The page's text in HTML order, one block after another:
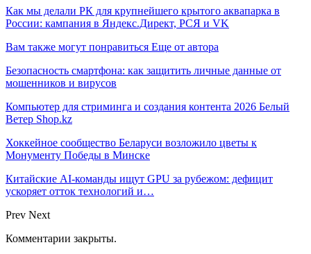
Как мы делали РК для крупнейшего крытого аквапарка в
России: кампания в Яндекс.Директ, РСЯ и VK
Вам также могут понравиться Еще от автора
Безопасность смартфона: как защитить личные данные от
мошенников и вирусов
Компьютер для стриминга и создания контента 2026 Белый
Ветер Shop.kz
Хоккейное сообщество Беларуси возложило цветы к
Монументу Победы в Минске
Китайские AI-команды ищут GPU за рубежом: дефицит
ускоряет отток технологий и…
Prev Next
Комментарии закрыты.